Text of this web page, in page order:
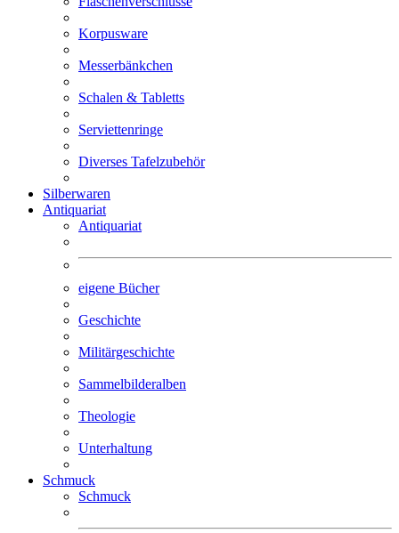
Korpusware
Messer­­bänkchen
Schalen & Tabletts
Servietten­ringe
Diverses Tafel­zubehör
Silberwaren
Antiquariat
Antiquariat
eigene Bücher
Geschichte
Militär­geschichte
Sammelbilder­alben
Theologie
Unterhaltung
Schmuck
Schmuck